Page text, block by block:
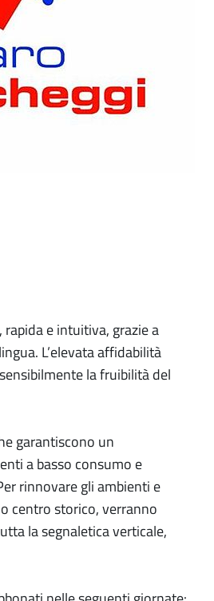
e intuitiva, grazie a
L’elevata affidabilità
la fruibilità del
garantiscono un
a basso consumo e
rinnovare gli ambienti e
centro storico, verranno
la segnaletica verticale,